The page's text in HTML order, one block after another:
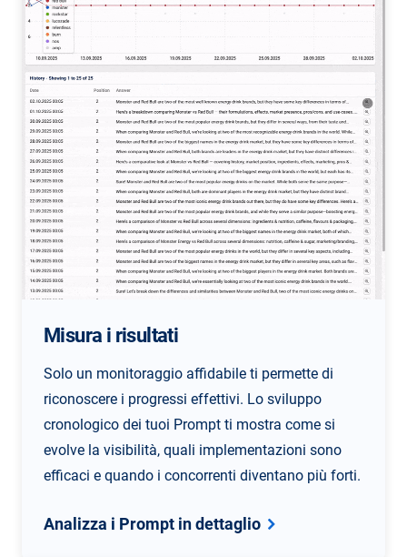
Misura i risultati
Solo un monitoraggio affidabile ti permette di
riconoscere i progressi effettivi. Lo sviluppo
cronologico dei tuoi Prompt ti mostra come si
evolve la visibilità, quali implementazioni sono
efficaci e quando i concorrenti diventano più forti.
Analizza i Prompt in dettaglio